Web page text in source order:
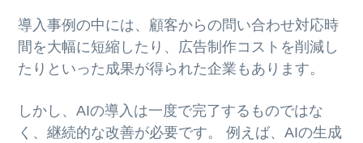
導入事例の中には、顧客からの問い合わせ対応時
間を大幅に短縮したり、広告制作コストを削減し
たりといった成果が得られた企業もあります。
しかし、AIの導入は一度で完了するものではな
く、継続的な改善が必要です。 例えば、AIの生成